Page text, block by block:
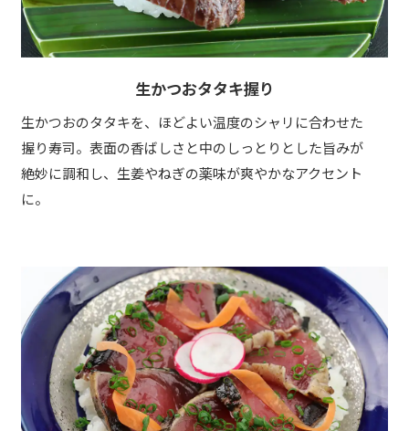
生かつおタタキ握り
生かつおのタタキを、ほどよい温度のシャリに合わせた
握り寿司。表面の香ばしさと中のしっとりとした旨みが
絶妙に調和し、生姜やねぎの薬味が爽やかなアクセント
に。